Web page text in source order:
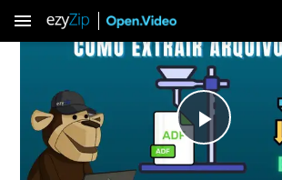
menu
Play